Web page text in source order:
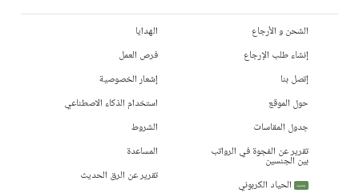
الشحن و الأرجاع
إنشاء طلب الإرجاع
إتصل بنا
حول الموقع
جدول المقاسات
تقرير عن الفجوة في الرواتب
بين الجنسين
جديد
الحياد الكربوني
الهدايا
فرص العمل
إشعار الخصوصية
استخدام الذكاء الاصطناعي
الشروط
المساعدة
تقرير عن الرق الحديث